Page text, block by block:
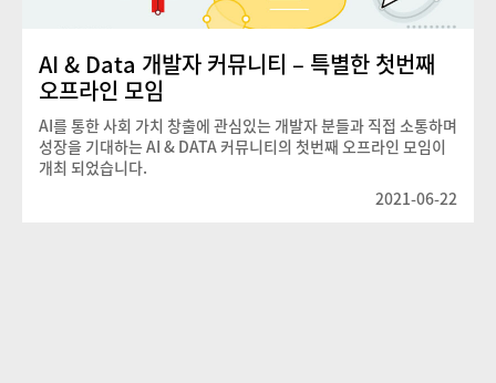
AI & Data 개발자 커뮤니티 – 특별한 첫번째
오프라인 모임
AI를 통한 사회 가치 창출에 관심있는 개발자 분들과 직접 소통하며
성장을 기대하는 AI & DATA 커뮤니티의 첫번째 오프라인 모임이
개최 되었습니다.
2021-06-22